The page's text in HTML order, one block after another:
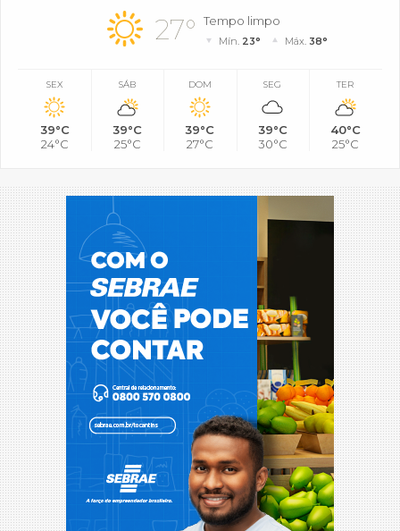
27° Tempo limpo
Mín. 23° Máx. 38°
SEX
39°C
24°C
SÁB
39°C
25°C
DOM
39°C
27°C
SEG
39°C
30°C
TER
40°C
25°C